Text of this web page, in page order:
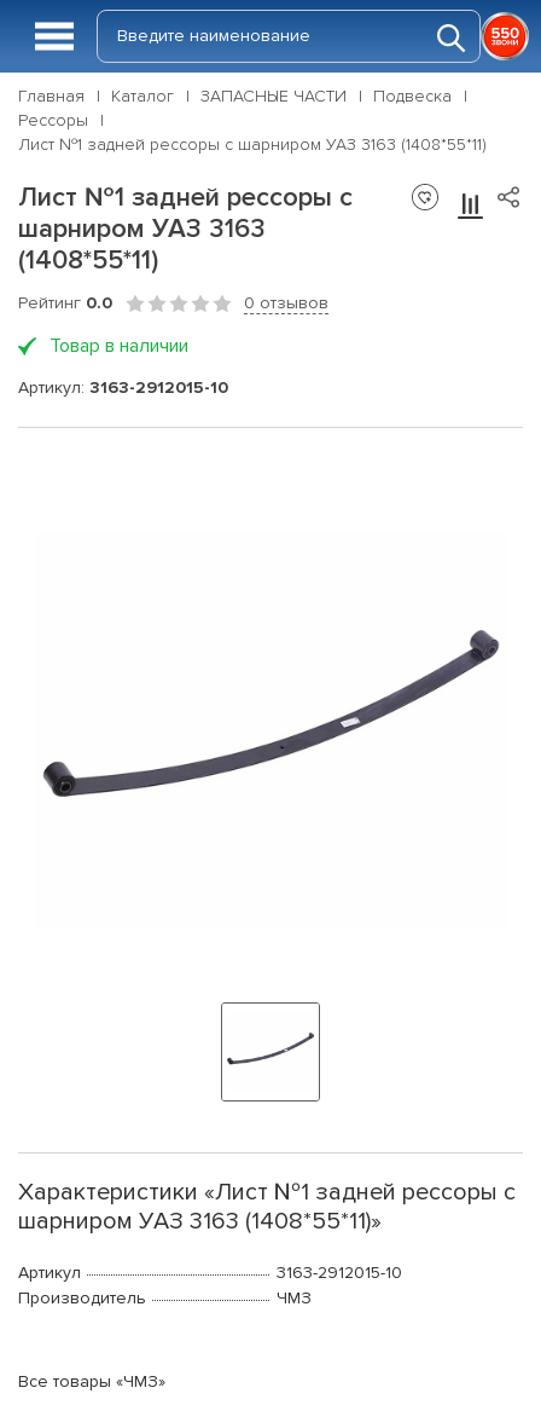
Главная Каталог ЗАПАСНЫЕ ЧАСТИ
Подвеска
Рессоры
Лист №1 задней рессоры с шарниром УАЗ 3163 (1408*55*11)
Лист №1 задней рессоры с
шарниром УАЗ 3163
(1408*55*11)
Рейтинг 0.0 0 отзывов
Товар в наличии
Артикул: 3163-2912015-10
Характеристики «Лист №1 задней рессоры с
шарниром УАЗ 3163 (1408*55*11)»
Артикул
3163-2912015-10
Производитель
ЧМЗ
Все товары «ЧМЗ»